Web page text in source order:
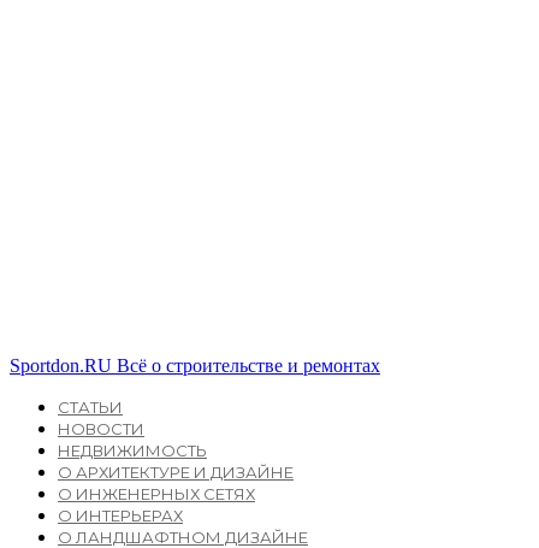
Sportdon.RU Всё о строительстве и ремонтах
СТАТЬИ
НОВОСТИ
НЕДВИЖИМОСТЬ
О АРХИТЕКТУРЕ И ДИЗАЙНЕ
О ИНЖЕНЕРНЫХ СЕТЯХ
О ИНТЕРЬЕРАХ
О ЛАНДШАФТНОМ ДИЗАЙНЕ